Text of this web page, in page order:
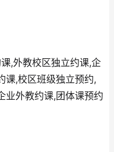
,外教校区独立约课,企
课,校区班级独立预约,
业外教约课,团体课预约